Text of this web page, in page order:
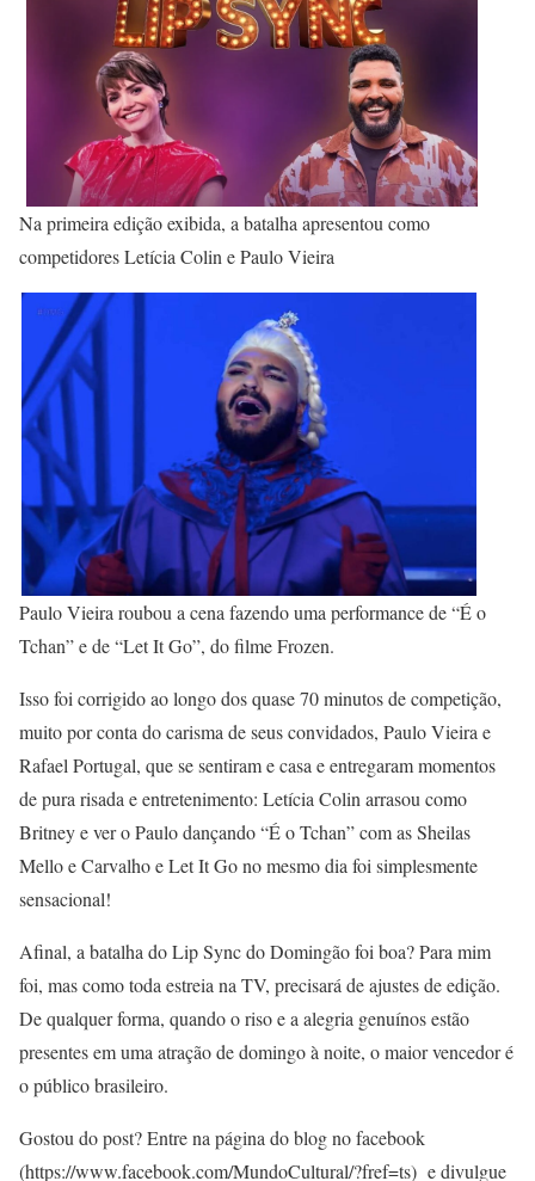
Na primeira edição exibida, a batalha apresentou como
competidores Letícia Colin e Paulo Vieira
Paulo Vieira roubou a cena fazendo uma performance de “É o
Tchan” e de “Let It Go”, do filme Frozen.
Isso foi corrigido ao longo dos quase 70 minutos de competição,
muito por conta do carisma de seus convidados, Paulo Vieira e
Rafael Portugal, que se sentiram e casa e entregaram momentos
de pura risada e entretenimento: Letícia Colin arrasou como
Britney e ver o Paulo dançando “É o Tchan” com as Sheilas
Mello e Carvalho e Let It Go no mesmo dia foi simplesmente
sensacional!
Afinal, a batalha do Lip Sync do Domingão foi boa? Para mim
foi, mas como toda estreia na TV, precisará de ajustes de edição.
De qualquer forma, quando o riso e a alegria genuínos estão
presentes em uma atração de domingo à noite, o maior vencedor é
o público brasileiro.
Gostou do post? Entre na página do blog no facebook
(https://www.facebook.com/MundoCultural/?fref=ts) e divulgue